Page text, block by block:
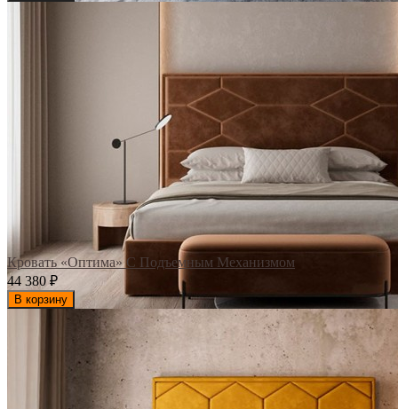
Кровать «Оптима» С Подъемным Механизмом
44 380 ₽
В корзину